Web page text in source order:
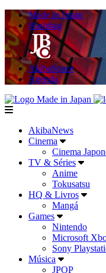
Made in Japan
Hashitag
AkibaSpace
Agenda
menu
AkibaNews
Cinema
Cinema
TV & Séries
Anime
Tokusatsu
HQ & Livros
Mangá
Games
Nintendo
Microsoft
Sony
Música
JPOP